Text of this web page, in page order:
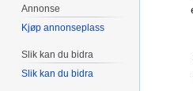
Annonse
Kjøp annonseplass
Slik kan du bidra
Slik kan du bidra